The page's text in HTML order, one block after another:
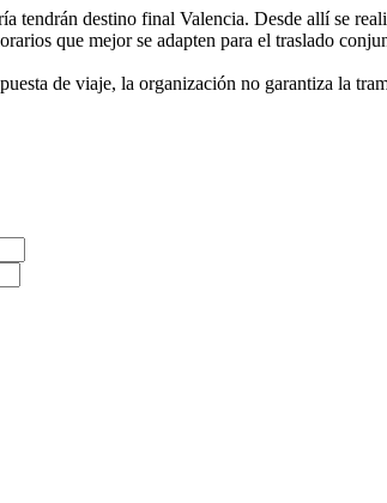
tendrán destino final Valencia. Desde allí se
que mejor se adapten para el traslado
de viaje, la organización no garantiza la